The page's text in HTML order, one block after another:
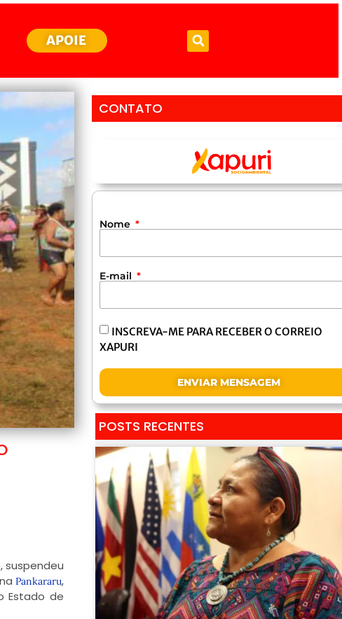
APOIE
suspendeu
Pankararu,
Estado de
CONTATO
Nome
E-mail
INSCREVA-ME PARA RECEBER O CORREIO
XAPURI
ENVIAR MENSAGEM
POSTS RECENTES